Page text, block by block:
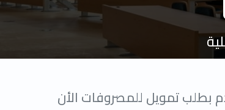
بطلب تمويل للمصروفات الأن